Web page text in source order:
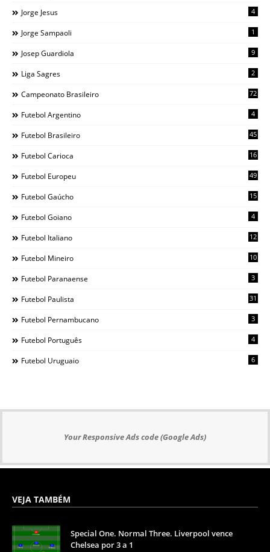
Jorge Jesus 4
Jorge Sampaoli 1
Josep Guardiola 9
Liga Sagres 2
Campeonato Brasileiro 72
Futebol Argentino 4
Futebol Brasileiro 45
Futebol Carioca 16
Futebol Europeu 49
Futebol Gaúcho 15
Futebol Goiano 4
Futebol Italiano 12
Futebol Mineiro 10
Futebol Paranaense 3
Futebol Paulista 31
Futebol Pernambucano 3
Futebol Português 4
Futebol Uruguaio 6
Your Responsive Ads code (Google Ads)
VEJA TAMBÉM
Special One. Normal Three. Liverpool vence
Chelsea por 3 a 1